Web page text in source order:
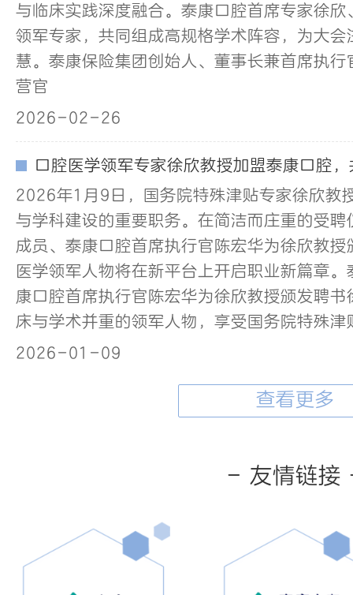
与临床实践深度融合。泰康口腔首席专家徐
领军专家，共同组成高规格学术阵容，为大
慧。泰康保险集团创始人、董事长兼首席执
营官
2026-02-26
口腔医学领军专家徐欣教授加盟泰康口腔
2026年1月9日，国务院特殊津贴专家徐欣教
与学科建设的重要职务。在简洁而庄重的受
成员、泰康口腔首席执行官陈宏华为徐欣教
医学领军人物将在新平台上开启职业新篇章
康口腔首席执行官陈宏华为徐欣教授颁发聘
床与学术并重的领军人物，享受国务院特殊
2026-01-09
查看更多
- 友情链